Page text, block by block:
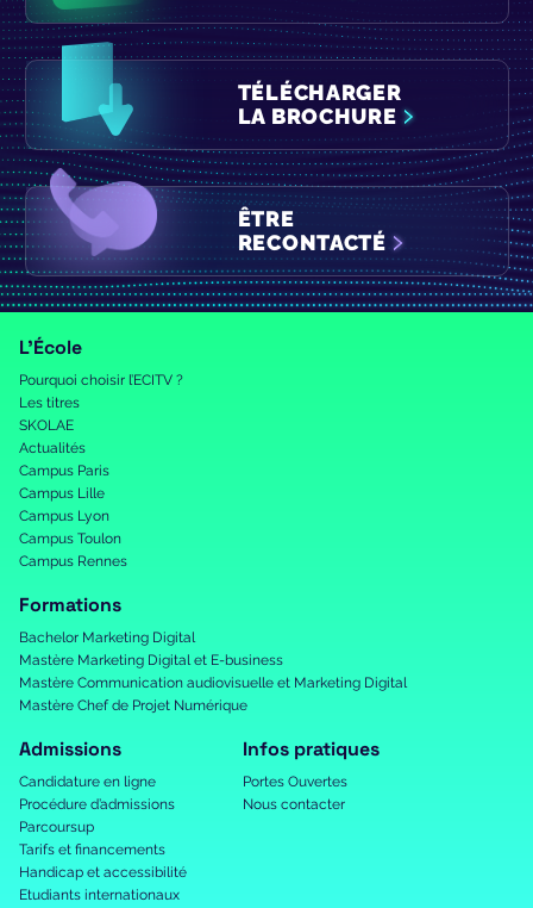
TÉLÉCHARGER
LA BROCHURE
ÊTRE
RECONTACTÉ
L’École
Pourquoi choisir l’ECITV ?
Les titres
SKOLAE
Actualités
Campus Paris
Campus Lille
Campus Lyon
Campus Toulon
Campus Rennes
Formations
Bachelor Marketing Digital
Mastère Marketing Digital et E-business
Mastère Communication audiovisuelle et Marketing Digital
Mastère Chef de Projet Numérique
Admissions
Candidature en ligne
Procédure d’admissions
Parcoursup
Tarifs et financements
Handicap et accessibilité
Etudiants internationaux
Infos pratiques
Portes Ouvertes
Nous contacter